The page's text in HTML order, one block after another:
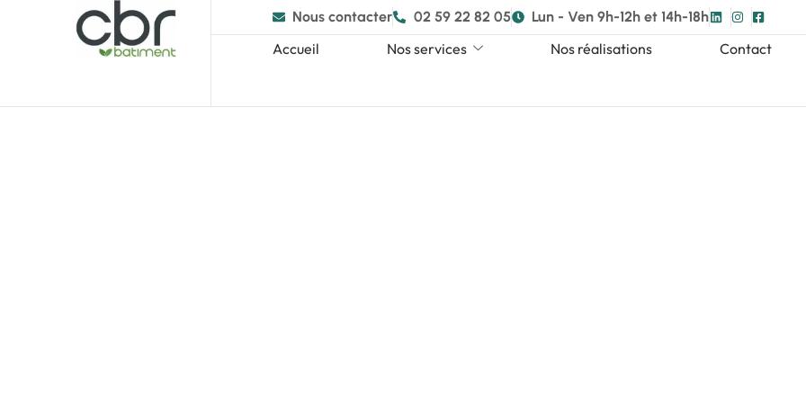
Nous contacter 02 59 22 82 05 Lun - Ven 9h-12h et 14h-18h
Accueil Nos services Nos réalisations Contact